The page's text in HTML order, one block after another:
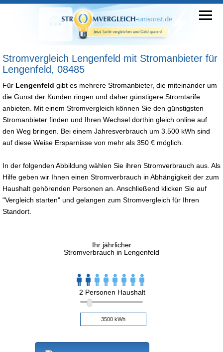
Stromvergleich Lengenfeld mit Stromanbieter für
Lengenfeld, 08485
Für Lengenfeld gibt es mehrere Stromanbieter, die miteinander um
die Gunst der Kunden ringen und daher günstigere Stromtarife
anbieten. Mit einem Stromvergleich können Sie den günstigsten
Stromanbieter finden und Ihren Wechsel dorthin gleich online auf
den Weg bringen. Bei einem Jahresverbrauch um 3.500 kWh sind
auf diese Weise Ersparnisse von mehr als 350 € möglich.
In der folgenden Abbildung wählen Sie ihren Stromverbrauch aus. Als
Hilfe geben wir Ihnen einen Stromverbrauch in Abhängigkeit der zum
Haushalt gehörenden Personen an. Anschließend klicken Sie auf
"Vergleich starten" und gelangen zum Stromvergleich für Ihren
Standort.
Ihr jährlicher
Stromverbrauch in Lengenfeld
2 Personen Haushalt